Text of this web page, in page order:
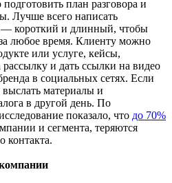
план разговора и
Лучше всего написать
— короткий и длинный, чтобы
любое время. Клиенту можно
или услуге, кейсы,
и дать ссылки на видео
в социальных сетях. Если
материалы и
в другой день. По
показало, что до 70%
и сегмента, теряются
контакта.